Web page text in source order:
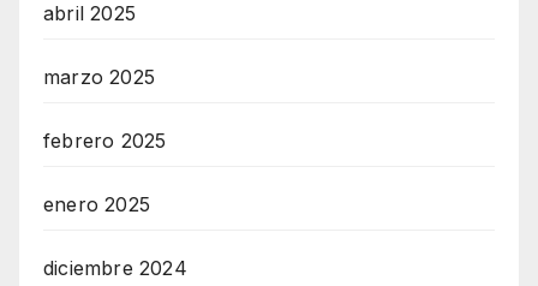
abril 2025
marzo 2025
febrero 2025
enero 2025
diciembre 2024